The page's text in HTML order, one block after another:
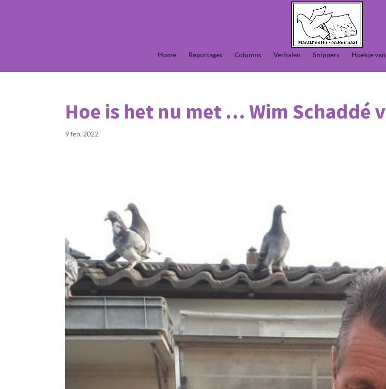
Home Reportages Columns Verhalen Snippers Hoekje
Hoe is het nu met … Wim Schaddé
9 feb, 2022